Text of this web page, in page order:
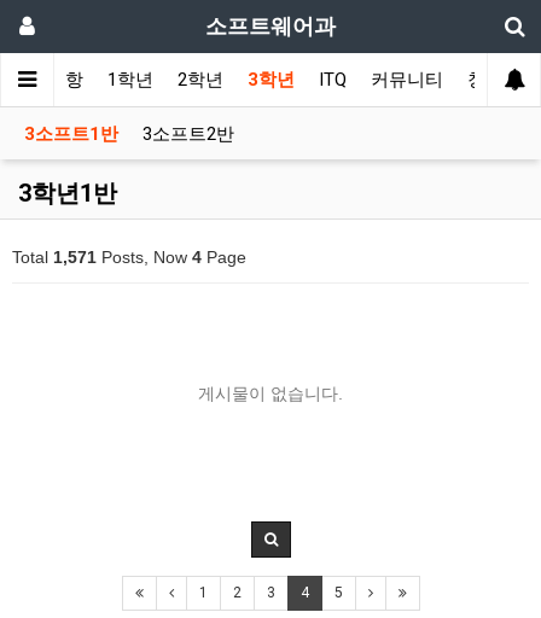
소프트웨어과
공지사항 1학년 2학년 3학년 ITQ 커뮤니티 칭찬릴
3소프트1반 3소프트2반
3학년1반
Total 1,571 Posts, Now 4 Page
게시물이 없습니다.
1 2 3 4 5